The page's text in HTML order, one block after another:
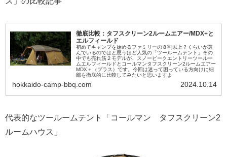
徹底比較：タフスクリーン2ルームエアー/MDX+と
エルフィールド
初めてキャンプを始めるファミリーの８割以上？くらいが選
んでいるのではと思うほど人気の「ツールームテント」その
中でも売れ筋２モデルが、スノーピークエントリーツールー
ムエルフィールドとコールマンタフスクリーン2ルームエアー
MDX＋（プラス）です。今回は迷って困っている方向けに細
部を徹底的に比較してみたいと思いますよ
hokkaido-camp-bbq.com 2024.10.14
代表的なツールームテント「コールマン タフスクリーン2
ルームハウス」